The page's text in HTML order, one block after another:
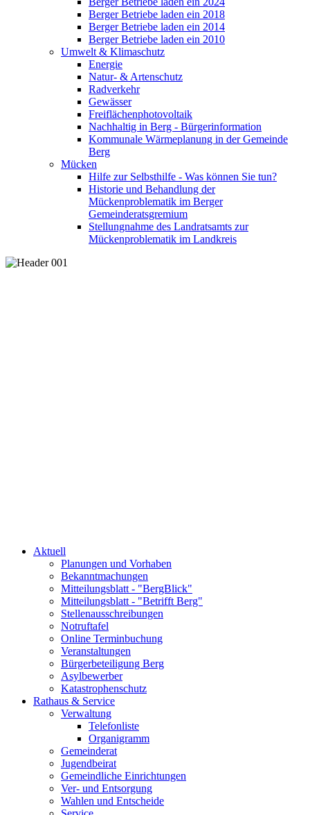
Berger Betriebe laden ein 2018
Berger Betriebe laden ein 2014
Berger Betriebe laden ein 2010
Umwelt & Klimaschutz
Energie
Natur- & Artenschutz
Radverkehr
Gewässer
Freiflächenphotovoltaik
Nachhaltig in Berg - Bürgerinformation
Kommunale Wärmeplanung in der Gemeinde
Berg
Mücken
Hilfe zur Selbsthilfe - Was können Sie tun?
Historie und Behandlung der
Mückenproblematik im Berger
Gemeinderatsgremium
Stellungnahme des Landratsamts zur
Mückenproblematik im Landkreis
Aktuell
Planungen und Vorhaben
Bekanntmachungen
Mitteilungsblatt - "BergBlick"
Mitteilungsblatt - "Betrifft Berg"
Stellenausschreibungen
Notruftafel
Online Terminbuchung
Veranstaltungen
Bürgerbeteiligung Berg
Asylbewerber
Katastrophenschutz
Rathaus & Service
Verwaltung
Telefonliste
Organigramm
Gemeinderat
Jugendbeirat
Gemeindliche Einrichtungen
Ver- und Entsorgung
Wahlen und Entscheide